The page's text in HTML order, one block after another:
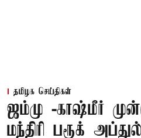
தமிழக செய்திகள்
ஜம்மு -காஷ்மீர்
மந்திரி பரூக்